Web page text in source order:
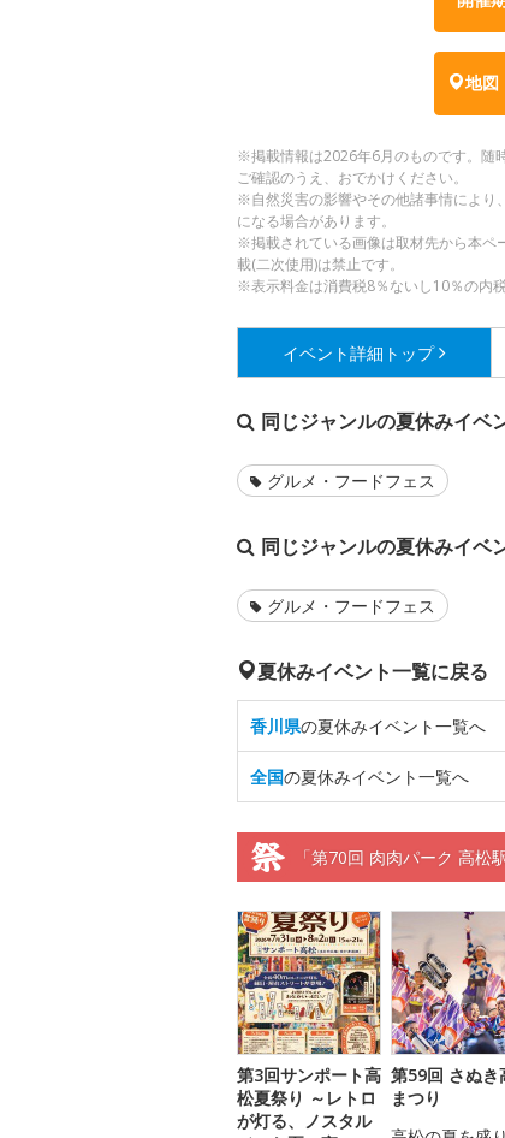
地図
※掲載情報は2026年6月のものです。随
ご確認のうえ、おでかけください。
※自然災害の影響やその他諸事情により
になる場合があります。
※掲載されている画像は取材先から本ペ
載(二次使用)は禁止です。
※表示料金は消費税8％ないし10％の内税
イベント詳細 トップ
同じジャンルの夏休みイベ
グルメ・フードフェス
同じジャンルの夏休みイベ
グルメ・フードフェス
夏休みイベント一覧に戻る
香川県の夏休みイベント一覧へ
全国の夏休みイベント一覧へ
「第70回 肉肉パーク 高松
第3回サンポート高
松夏祭り ～レトロ
が灯る、ノスタル
第59回 さぬき
まつり